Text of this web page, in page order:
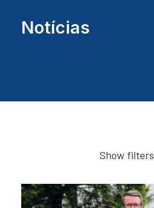
Notícias
Show filters